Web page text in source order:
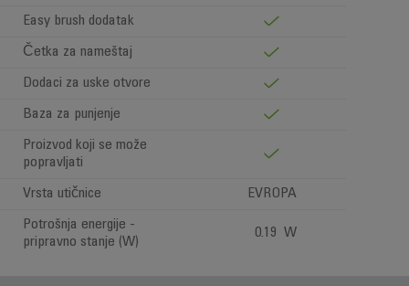
Easy brush dodatak
Četka za nameštaj
Dodaci za uske otvore
Baza za punjenje
Proizvod koji se može
popravljati
Vrsta utičnice EVROPA
Potrošnja energije -
pripravno stanje (W)
0.19 W